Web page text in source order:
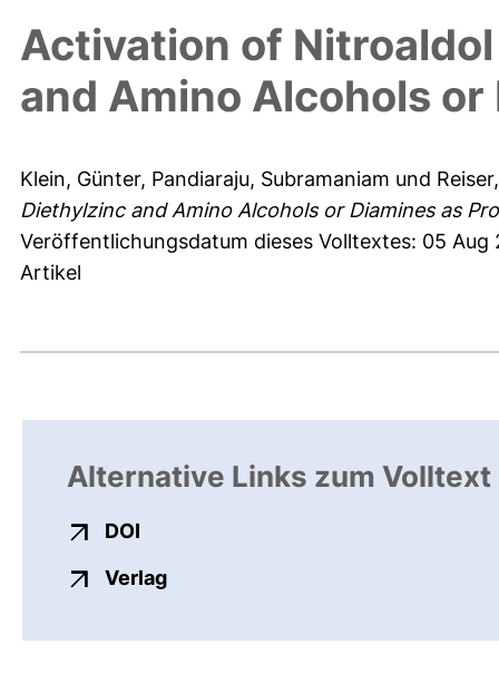
Activation of
and Amino Alcohols
Klein, Günter, Pandiaraju, Subramaniam und
Diethylzinc and Amino Alcohols or Diamines as
Veröffentlichungsdatum dieses Volltextes: 05 Aug
Artikel
Alternative Links zum Volltext
DOI
Verlagexterner Link, öffnet neues